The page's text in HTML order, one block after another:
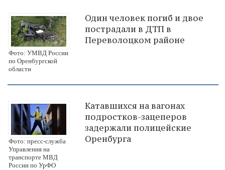
Фото: УМВД России
по Оренбургской
области
Один человек погиб и двое
пострадали в ДТП в
Переволоцком районе
Фото: пресс-служба
Управления на
транспорте МВД
России по УрФО
Катавшихся на вагонах
подростков-зацеперов
задержали полицейские
Оренбурга